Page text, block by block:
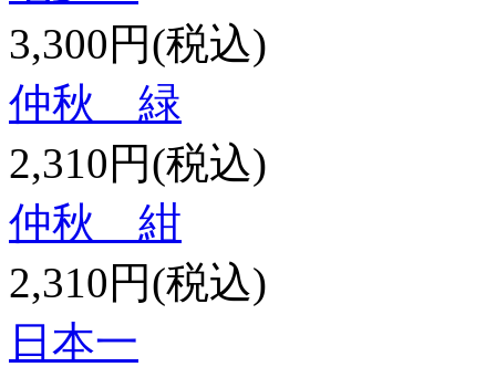
3,300円(税込)
仲秋 緑
2,310円(税込)
仲秋 紺
2,310円(税込)
日本一